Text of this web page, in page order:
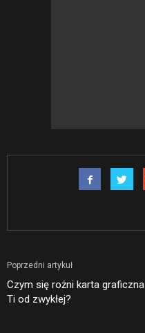
Poprzedni artykuł
Czym się rożni karta graficzna
Ti od zwykłej?